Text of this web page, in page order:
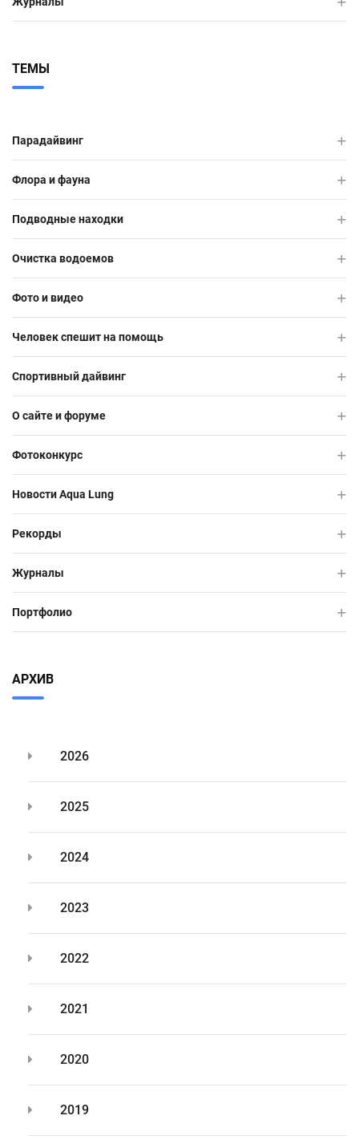
ТЕМЫ
Парадайвинг
Флора и фауна
Подводные находки
Очистка водоемов
Фото и видео
Человек спешит на помощь
Спортивный дайвинг
О сайте и форуме
Фотоконкурс
Новости Aqua Lung
Рекорды
Журналы
Портфолио
АРХИВ
2026
2025
2024
2023
2022
2021
2020
2019